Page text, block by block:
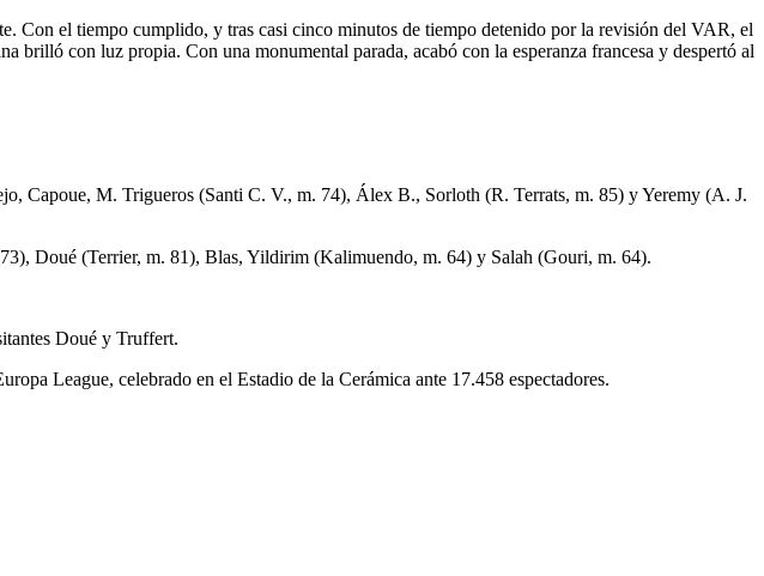
Con el tiempo cumplido, y tras casi cinco minutos de tiempo detenido por la revisión del VAR, el
brilló con luz propia. Con una monumental parada, acabó con la esperanza francesa y despertó al
M. Trigueros (Santi C. V., m. 74), Álex B., Sorloth (R. Terrats, m. 85) y Yeremy (A. J.
Doué (Terrier, m. 81), Blas, Yildirim (Kalimuendo, m. 64) y Salah (Gouri, m. 64).
Doué y Truffert.
League, celebrado en el Estadio de la Cerámica ante 17.458 espectadores.